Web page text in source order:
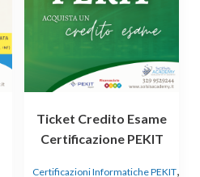
Ticket Credito Esame
Certificazione PEKIT
Certificazioni Informatiche PEKIT,